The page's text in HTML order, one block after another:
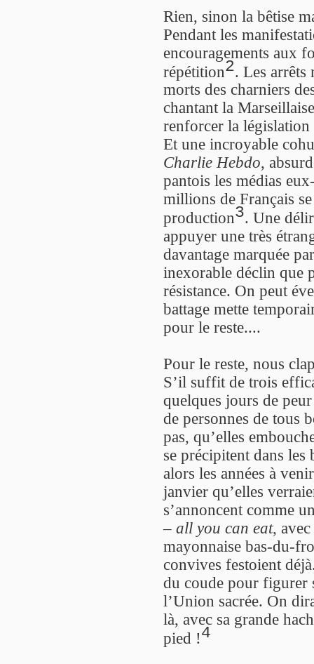
Rien, sinon la bêtise
Pendant les
encouragements aux
répétition2. Les arrêts
morts des charniers
chantant la
renforcer la
Et une incroyable
Charlie Hebdo,
pantois les médias
millions de Français
production3. Une
appuyer une très
davantage marquée
inexorable déclin que
résistance. On peut
battage mette
pour le reste....
Pour le reste, nous
S’il suffit de trois
quelques jours de
de personnes de tous
pas, qu’elles
se précipitent dans
alors les années à
janvier qu’elles
s’annoncent comme
– all you can eat,
mayonnaise bas-du-
convives festoient
du coude pour figurer
l’Union sacrée. On
là, avec sa grande
pied !4